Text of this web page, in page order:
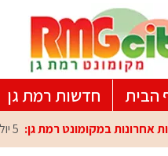
הבית חדשות רמת גן
אחרונות במקומונט רמת גן: 5 יולי, 2026